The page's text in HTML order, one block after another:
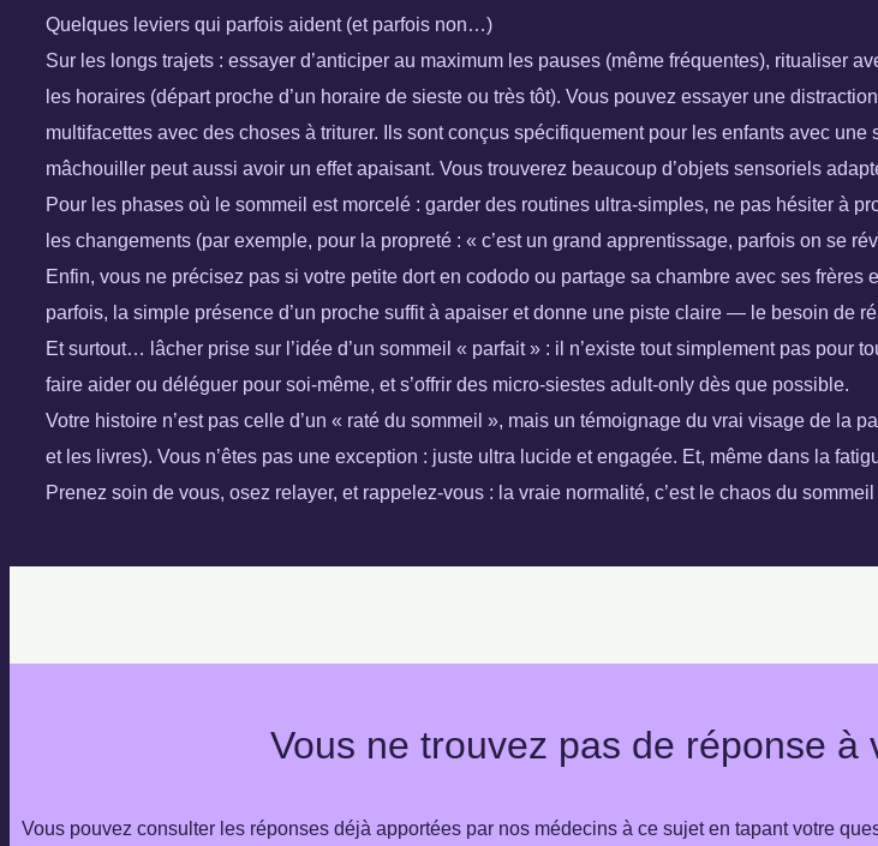
Quelques leviers qui parfois aident (et parfois non…)
Sur les longs trajets : essayer d’anticiper au maximum les pauses (même fréquentes), ritualiser
les horaires (départ proche d’un horaire de sieste ou très tôt). Vous pouvez essayer une
multifacettes avec des choses à triturer. Ils sont conçus spécifiquement pour les enfants avec
mâchouiller peut aussi avoir un effet apaisant. Vous trouverez beaucoup d’objets sensoriels
Pour les phases où le sommeil est morcelé : garder des routines ultra-simples, ne pas hésiter à
les changements (par exemple, pour la propreté : « c’est un grand apprentissage, parfois on se
Enfin, vous ne précisez pas si votre petite dort en cododo ou partage sa chambre avec ses
parfois, la simple présence d’un proche suffit à apaiser et donne une piste claire — le besoin de
Et surtout… lâcher prise sur l’idée d’un sommeil « parfait » : il n’existe tout simplement pas pour
faire aider ou déléguer pour soi-même, et s’offrir des micro-siestes adult-only dès que possible.
Votre histoire n’est pas celle d’un « raté du sommeil », mais un témoignage du vrai visage de la
et les livres). Vous n’êtes pas une exception : juste ultra lucide et engagée. Et, même dans la
Prenez soin de vous, osez relayer, et rappelez-vous : la vraie normalité, c’est le chaos du
Vous ne trouvez pas de réponse à
Vous pouvez consulter les réponses déjà apportées par nos médecins à ce sujet en tapant votre